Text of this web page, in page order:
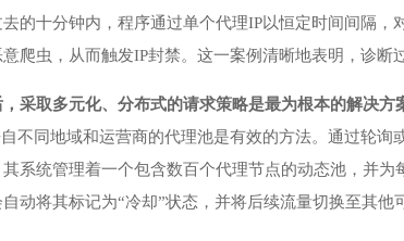
的十分钟内，程序通过单个代理IP以恒定时间间隔
爬虫，从而触发IP封禁。这一案例清晰地表明，诊断
采取多元化、分布式的请求策略是最为根本的解决方
不同地域和运营商的代理池是有效的方法。通过轮
系统管理着一个包含数百个代理节点的动态池，并
动将其标记为“冷却”状态，并将后续流量切换至其他